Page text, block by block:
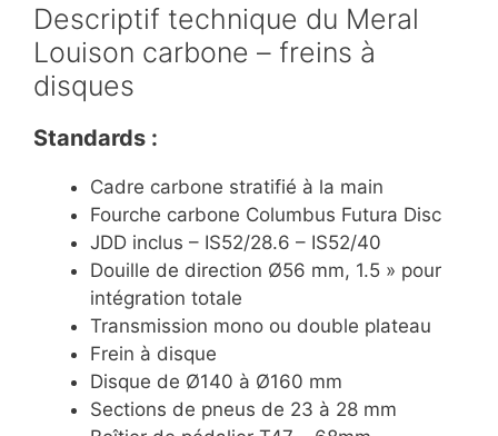
Descriptif technique du Meral
Louison carbone – freins à
disques
Standards :
Cadre carbone stratifié à la main
Fourche carbone Columbus Futura Disc
JDD inclus – IS52/28.6 – IS52/40
Douille de direction Ø56 mm, 1.5 » pour
intégration totale
Transmission mono ou double plateau
Frein à disque
Disque de Ø140 à Ø160 mm
Sections de pneus de 23 à 28 mm